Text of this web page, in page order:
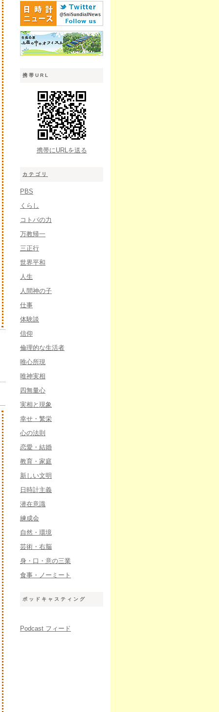
携帯URL
携帯にURLを送る
カテゴリ
PBS
くらし
コトバの力
万教帰一
三正行
世界平和
人生
人間神の子
仕事
体験談
信仰
倫理的な生活者
唯心所現
唯神実相
四無量心
実相と現象
幸せ・繁栄
心の法則
恋愛・結婚
教育・家庭
新しい文明
日時計主義
潜在意識
練成会
自然・環境
芸術・右脳
身・口・意の三業
食事・ノーミート
ポッドキャスティング
Podcast フィード